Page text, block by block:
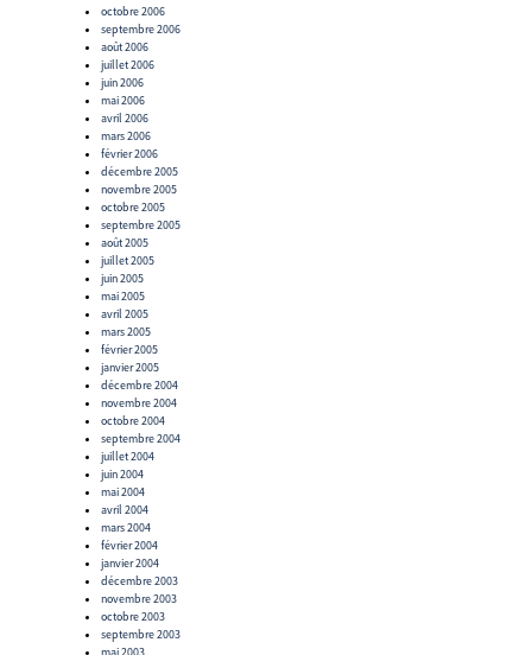
octobre 2006
septembre 2006
août 2006
juillet 2006
juin 2006
mai 2006
avril 2006
mars 2006
février 2006
décembre 2005
novembre 2005
octobre 2005
septembre 2005
août 2005
juillet 2005
juin 2005
mai 2005
avril 2005
mars 2005
février 2005
janvier 2005
décembre 2004
novembre 2004
octobre 2004
septembre 2004
juillet 2004
juin 2004
mai 2004
avril 2004
mars 2004
février 2004
janvier 2004
décembre 2003
novembre 2003
octobre 2003
septembre 2003
mai 2003